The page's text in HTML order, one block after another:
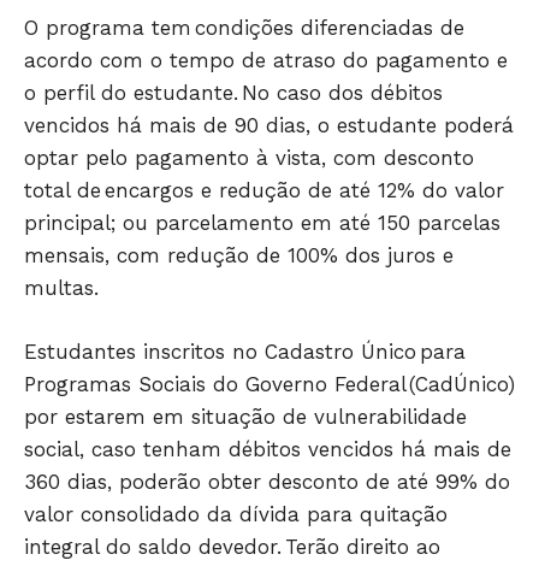
HOME
POLÍTICA
POLÍCIA
ESPORTES
ECONOMIA
OPINIÃO
GERAL
SAÚDE
AGRONOTÍCIAS
ÚLTIMAS NOTÍCIAS
O programa tem condições diferenciadas de
acordo com o tempo de atraso do pagamento e
o perfil do estudante. No caso dos débitos
vencidos há mais de 90 dias, o estudante poderá
optar pelo pagamento à vista, com desconto
total de encargos e redução de até 12% do valor
principal; ou parcelamento em até 150 parcelas
mensais, com redução de 100% dos juros e
multas.
Estudantes inscritos no Cadastro Único para
Programas Sociais do Governo Federal (CadÚnico)
por estarem em situação de vulnerabilidade
social, caso tenham débitos vencidos há mais de
360 dias, poderão obter desconto de até 99% do
valor consolidado da dívida para quitação
integral do saldo devedor. Terão direito ao